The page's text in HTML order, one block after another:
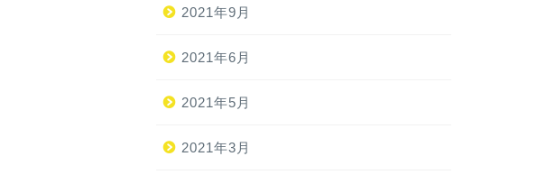
2021年9月
2021年6月
2021年5月
2021年3月